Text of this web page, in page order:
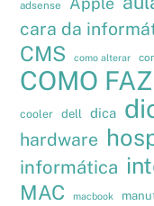
adsense
cara da
CMS como alterar
COMO
cooler dell dica
hardware
informática
MAC macbook